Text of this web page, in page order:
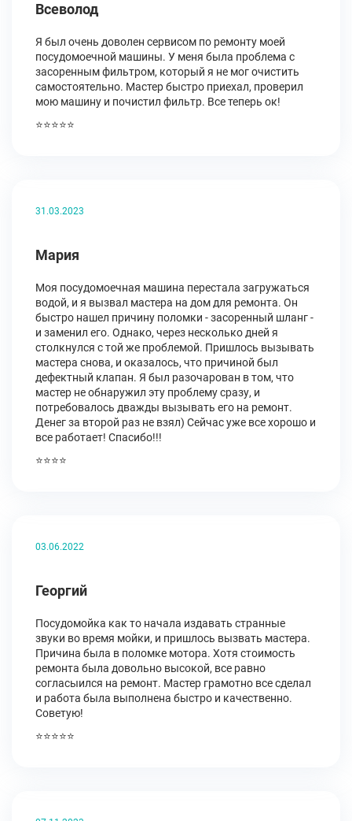
Всеволод
Я был очень доволен сервисом по ремонту моей
посудомоечной машины. У меня была проблема с
засоренным фильтром, который я не мог очистить
самостоятельно. Мастер быстро приехал, проверил
мою машину и почистил фильтр. Все теперь ок!
⭐⭐⭐⭐⭐
31.03.2023
Мария
Моя посудомоечная машина перестала загружаться
водой, и я вызвал мастера на дом для ремонта. Он
быстро нашел причину поломки - засоренный шланг -
и заменил его. Однако, через несколько дней я
столкнулся с той же проблемой. Пришлось вызывать
мастера снова, и оказалось, что причиной был
дефектный клапан. Я был разочарован в том, что
мастер не обнаружил эту проблему сразу, и
потребовалось дважды вызывать его на ремонт.
Денег за второй раз не взял) Сейчас уже все хорошо и
все работает! Спасибо!!!
⭐⭐⭐⭐
03.06.2022
Георгий
Посудомойка как то начала издавать странные
звуки во время мойки, и пришлось вызвать мастера.
Причина была в поломке мотора. Хотя стоимость
ремонта была довольно высокой, все равно
согласыился на ремонт. Мастер грамотно все сделал
и работа была выполнена быстро и качественно.
Советую!
⭐⭐⭐⭐⭐